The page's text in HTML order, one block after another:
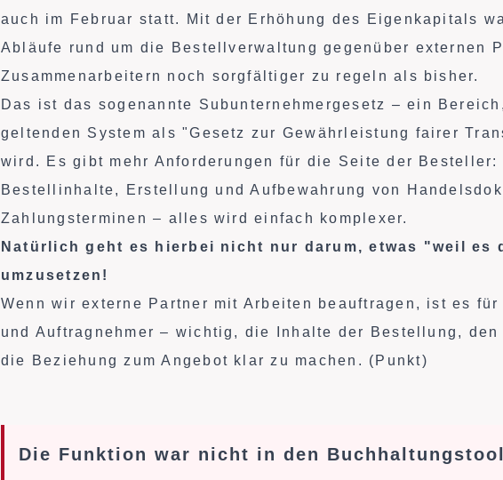
auch im Februar statt. Mit der Erhöhung des Eigenkapitals
Abläufe rund um die Bestellverwaltung gegenüber externen
Zusammenarbeitern noch sorgfältiger zu regeln als bisher.
Das ist das sogenannte Subunternehmergesetz – ein
geltenden System als "Gesetz zur Gewährleistung fairer
wird. Es gibt mehr Anforderungen für die Seite der Besteller:
Bestellinhalte, Erstellung und Aufbewahrung von
Zahlungsterminen – alles wird einfach komplexer.
Natürlich geht es hierbei nicht nur darum, etwas "weil es
umzusetzen!
Wenn wir externe Partner mit Arbeiten beauftragen, ist es
und Auftragnehmer – wichtig, die Inhalte der Bestellung, den
die Beziehung zum Angebot klar zu machen. (Punkt)
Die Funktion war nicht in den